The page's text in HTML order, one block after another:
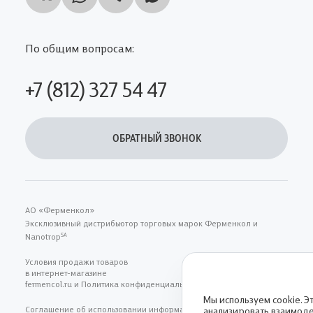
По общим вопросам:
+7 (812) 327 54 47
ОБРАТНЫЙ ЗВОНОК
АО «Ферменкол»
Эксклюзивный дистрибьютор торговых марок Ферменкол и
NanotropSA
Условия продажи товаров
в интернет-магазине
fermencol.ru и Политика конфиденциальности
Соглашение об использовании информациии, размещенной
Мы используем cookie.
анализировать